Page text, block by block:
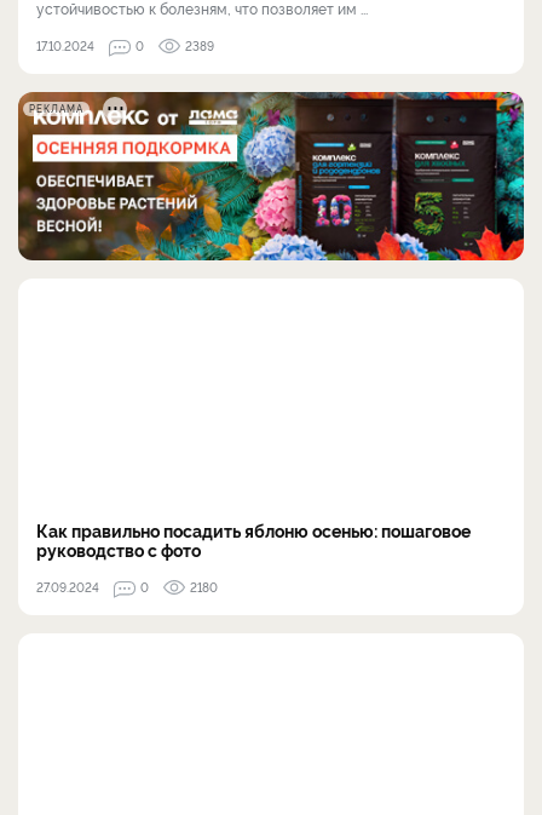
устойчивостью к болезням, что позволяет им ...
17.10.2024 0 2389
РЕКЛАМА
Как правильно посадить яблоню осенью: пошаговое
руководство с фото
27.09.2024 0 2180